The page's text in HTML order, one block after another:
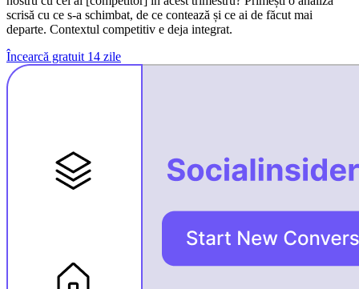
scrisă cu ce s-a schimbat, de ce contează și ce ai de făcut mai
departe. Contextul competitiv e deja integrat.
Încearcă gratuit 14 zile